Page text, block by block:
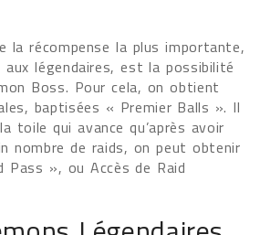
la récompense la plus importante,
légendaires, est la possibilité
Boss. Pour cela, on obtient
baptisées « Premier Balls ». Il
toile qui avance qu’après avoir
nombre de raids, on peut obtenir
Pass », ou Accès de Raid